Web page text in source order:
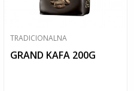
TRADICIONALNA
GRAND KAFA 200G